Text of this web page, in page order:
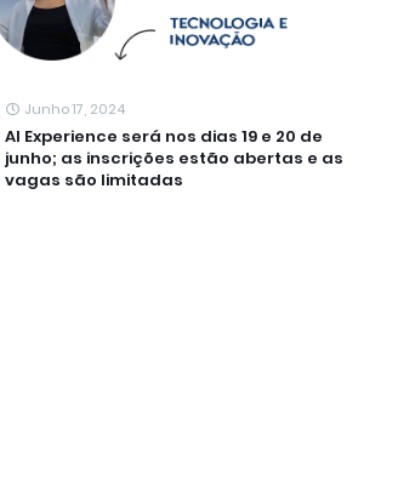
Junho 17, 2024
AI Experience será nos dias 19 e 20 de
junho; as inscrições estão abertas e as
vagas são limitadas